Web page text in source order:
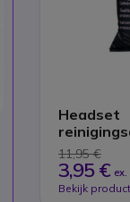
Headset
11,95 €
3,95 €
Bekijk product